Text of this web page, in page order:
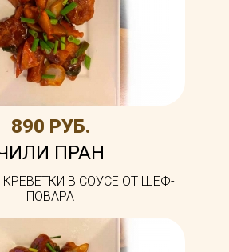
890 РУБ.
ПРАН
В СОУСЕ ОТ ШЕФ-
ПОВАРА